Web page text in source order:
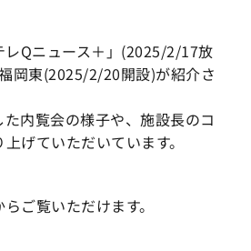
レQニュース＋」(2025/2/17放
岡東(2025/2/20開設)が紹介さ
内覧会の様子や、施設長のコ
げていただいています。
らご覧いただけます。